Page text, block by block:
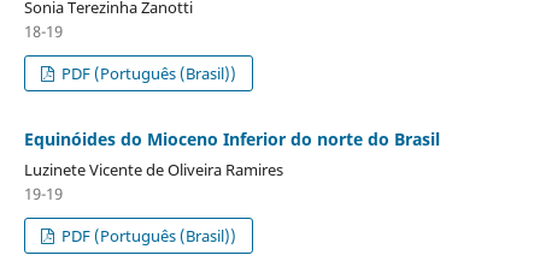
Sonia Terezinha Zanotti
18-19
PDF (Português (Brasil))
Equinóides do Mioceno Inferior do norte do Brasil
Luzinete Vicente de Oliveira Ramires
19-19
PDF (Português (Brasil))